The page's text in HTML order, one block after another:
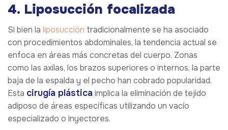
4. Liposucción focalizada
Si bien la liposucción tradicionalmente se ha asociado
con procedimientos abdominales, la tendencia actual se
enfoca en áreas más concretas del cuerpo. Zonas
como las axilas, los brazos superiores o internos, la parte
baja de la espalda y el pecho han cobrado popularidad.
Esta cirugía plásticaimplica la eliminación de tejido
adiposo de áreas específicas utilizando un vacío
especializado o inyectores.